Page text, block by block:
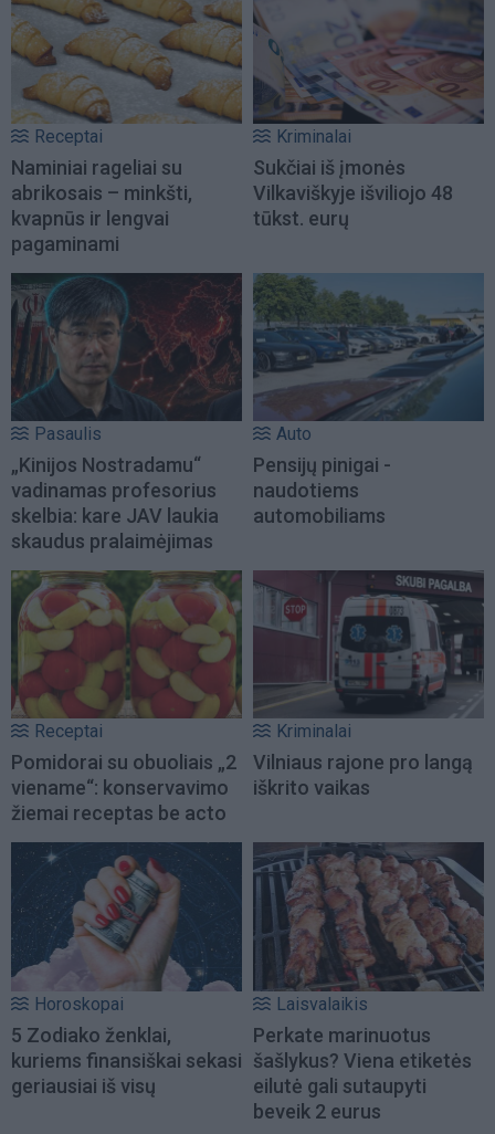
Receptai
Naminiai rageliai su
abrikosais – minkšti,
kvapnūs ir lengvai
pagaminami
Kriminalai
Sukčiai iš įmonės
Vilkaviškyje išviliojo 48
tūkst. eurų
Pasaulis
„Kinijos Nostradamu“
vadinamas profesorius
skelbia: kare JAV laukia
skaudus pralaimėjimas
Auto
Pensijų pinigai -
naudotiems
automobiliams
Receptai
Pomidorai su obuoliais „2
viename“: konservavimo
žiemai receptas be acto
Kriminalai
Vilniaus rajone pro langą
iškrito vaikas
Horoskopai
5 Zodiako ženklai,
kuriems finansiškai sekasi
geriausiai iš visų
Laisvalaikis
Perkate marinuotus
šašlykus? Viena etiketės
eilutė gali sutaupyti
beveik 2 eurus